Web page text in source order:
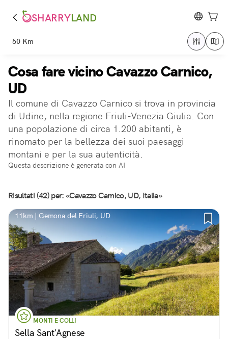
SHARRYLAND
50 Km
Cosa fare vicino Cavazzo Carnico,
UD
Il comune di Cavazzo Carnico si trova in provincia
di Udine, nella regione Friuli-Venezia Giulia. Con
una popolazione di circa 1.200 abitanti, è
rinomato per la bellezza dei suoi paesaggi
montani e per la sua autenticità.
Questa descrizione è generata con AI
Risultati (42) per: «Cavazzo Carnico, UD, Italia»
11km | Gemona del Friuli, UD
MONTI E COLLI
Sella Sant'Agnese